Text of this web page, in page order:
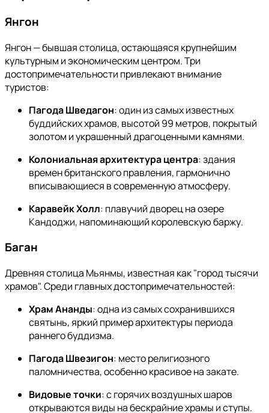
Янгон
Янгон — бывшая столица, остающаяся крупнейшим
культурным и экономическим центром. Три
достопримечательности привлекают внимание
туристов:
Пагода Шведагон: один из самых известных
буддийских храмов, высотой 99 метров, покрытый
золотом и украшенный драгоценными камнями.
Колониальная архитектура центра: здания
времен британского правления, гармонично
вписывающиеся в современную атмосферу.
Каравейк Холл: плавучий дворец на озере
Кандоджи, напоминающий королевскую баржу.
Баган
Древняя столица Мьянмы, известная как "город тысячи
храмов". Среди главных достопримечательностей:
Храм Ананды: одна из самых сохранившихся
святынь, яркий пример архитектуры периода
раннего буддизма.
Пагода Швезигон: место религиозного
паломничества, особенно красивое на закате.
Видовые точки: с горячих воздушных шаров
открываются виды на бескрайние храмы и ступы.